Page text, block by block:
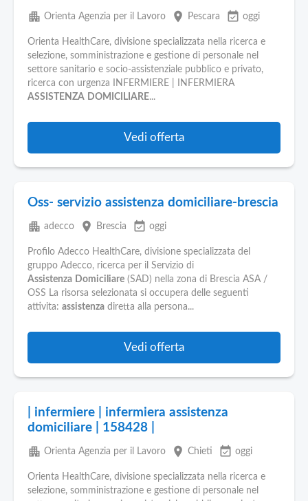
apartment Orienta Agenzia per il Lavoro place Pescara event_available oggi
Orienta HealthCare, divisione specializzata nella ricerca e
selezione, somministrazione e gestione di personale nel
settore sanitario e socio-assistenziale pubblico e privato,
ricerca con urgenza INFERMIERE | INFERMIERA
ASSISTENZA DOMICILIARE...
Vedi offerta
Oss- servizio assistenza domiciliare-brescia
apartment adecco place Brescia event_available oggi
Profilo Adecco HealthCare, divisione specializzata del
gruppo Adecco, ricerca per il Servizio di
Assistenza Domiciliare (SAD) nella zona di Brescia ASA /
OSS La risorsa selezionata si occupera delle seguenti
attivita: assistenza diretta alla persona...
Vedi offerta
| infermiere | infermiera assistenza
domiciliare | 158428 |
apartment Orienta Agenzia per il Lavoro place Chieti event_available oggi
Orienta HealthCare, divisione specializzata nella ricerca e
selezione, somministrazione e gestione di personale nel